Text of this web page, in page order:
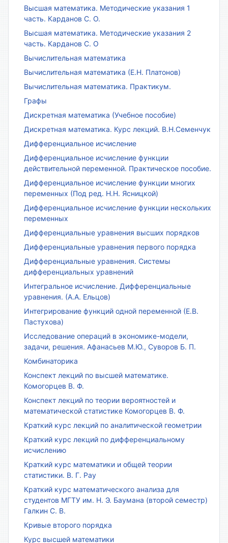
Высшая математика. Методические указания 1
часть. Карданов С. О.
Высшая математика. Методические указания 2
часть. Карданов С. О
Вычислительная математика
Вычислительная математика (Е.Н. Платонов)
Вычислительная математика. Практикум.
Графы
Дискретная математика (Учебное пособие)
Дискретная математика. Курс лекций. В.Н.Семенчук
Дифференциальное исчисление
Дифференциальное исчисление функции
действительной переменной. Практическое пособие.
Дифференциальное исчисление функции многих
переменных (Под ред. Н.Н. Ясницкой)
Дифференциальное исчисление функции нескольких
переменных
Дифференциальные уравнения высших порядков
Дифференциальные уравнения первого порядка
Дифференциальные уравнения. Системы
дифференциальных уравнений
Интегральное исчисление. Дифференциальные
уравнения. (А.А. Ельцов)
Интегрирование функций одной переменной (Е.В.
Пастухова)
Исследование операций в экономике-модели,
задачи, решения. Афанасьев М.Ю., Суворов Б. П.
Комбинаторика
Конспект лекций по высшей математике.
Комогорцев В. Ф.
Конспект лекций по теории вероятностей и
математической статистике Комогорцев В. Ф.
Краткий курс лекций по аналитической геометрии
Краткий курс лекций по дифференциальному
исчислению
Краткий курс математики и общей теории
статистики. В. Г. Рау
Краткий курс математического анализа для
студентов МГТУ им. Н. Э. Баумана (второй семестр)
Галкин С. В.
Кривые второго порядка
Курс высшей математики